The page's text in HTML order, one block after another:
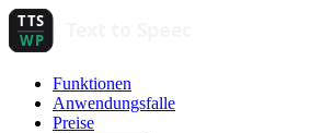
Funktionen
Anwendungsfalle
Preise